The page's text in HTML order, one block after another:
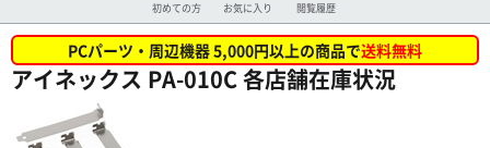
初めての方 お気に入り 閲覧履歴
PCパーツ・周辺機器 5,000円以上の商品で送料無料
アイネックス PA-010C 各店舗在庫状況